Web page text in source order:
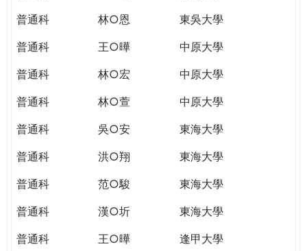
普通科
林○恩
東吳大學
普通科
王○曄
中原大學
普通科
林○宏
中原大學
普通科
林○萱
中原大學
普通科
吳○安
東海大學
普通科
洪○翔
東海大學
普通科
范○駿
東海大學
普通科
漢○圻
東海大學
普通科
王○曄
逢甲大學